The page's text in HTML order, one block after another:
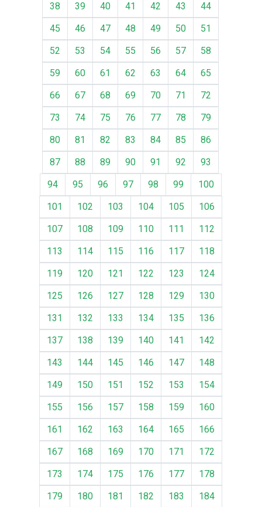
38
39 40 41 42 43
44
45
46 47 48 49 50
51
52
53 54 55 56 57
58
59
60 61 62 63 64
65
66
67 68 69 70 71
72
73
74 75 76 77 78
79
80
81 82 83 84 85
86
87
88 89 90 91 92
93
94
95 96 97 98 99
100
101
102 103 104 105
106
107
108 109 110 111
112
113
114 115 116 117
118
119
120 121 122 123
124
125
126 127 128 129
130
131
132 133 134 135
136
137
138 139 140 141
142
143
144 145 146 147
148
149
150 151 152 153
154
155
156 157 158 159
160
161
162 163 164 165
166
167
168 169 170 171
172
173
174 175 176 177
178
179
180 181 182 183
184